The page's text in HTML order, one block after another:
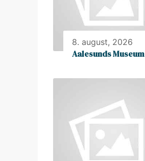
8. august, 2026
Aalesunds Museum